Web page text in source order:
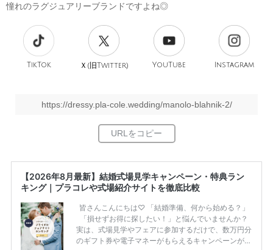
憧れのラグジュアリーブランドですよね◎
TikTok Ｘ(旧Twitter) YouTube Instagram
https://dressy.pla-cole.wedding/manolo-blahnik-2/
【2026年8月最新】結婚式場見学キャンペーン・特典ラン
キング｜プラコレや式場紹介サイトを徹底比較
皆さんこんにちは♡ 「結婚準備、何から始める？」
「損せずお得に探したい！」と悩んでいませんか？
実は、式場見学やフェアに参加するだけで、数万円分
のギフト券や電子マネーがもらえるキャンペーンがあ